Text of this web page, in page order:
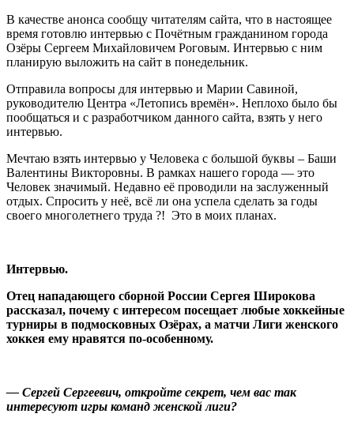
В качестве анонса сообщу читателям сайта, что в настоящее
время готовлю интервью с Почётным гражданином города
Озёры Сергеем Михайловичем Роговым. Интервью с ним
планирую выложить на сайт в понедельник.
Отправила вопросы для интервью и Марии Савиной,
руководителю Центра «Летопись времён». Неплохо было бы
пообщаться и с разработчиком данного сайта, взять у него
интервью.
Мечтаю взять интервью у Человека с большой буквы – Баши
Валентины Викторовны. В рамках нашего города — это
Человек значимый. Недавно её проводили на заслуженный
отдых. Спросить у неё, всё ли она успела сделать за годы
своего многолетнего труда ?! Это в моих планах.
Интервью.
Отец нападающего сборной России Сергея Широкова
рассказал, почему с интересом посещает любые хоккейные
турниры в подмосковных Озёрах, а матчи Лиги женского
хоккея ему нравятся по-особенному.
— Сергей Сергеевич, откройте секрет, чем вас так
интересуют игры команд женской лиги?